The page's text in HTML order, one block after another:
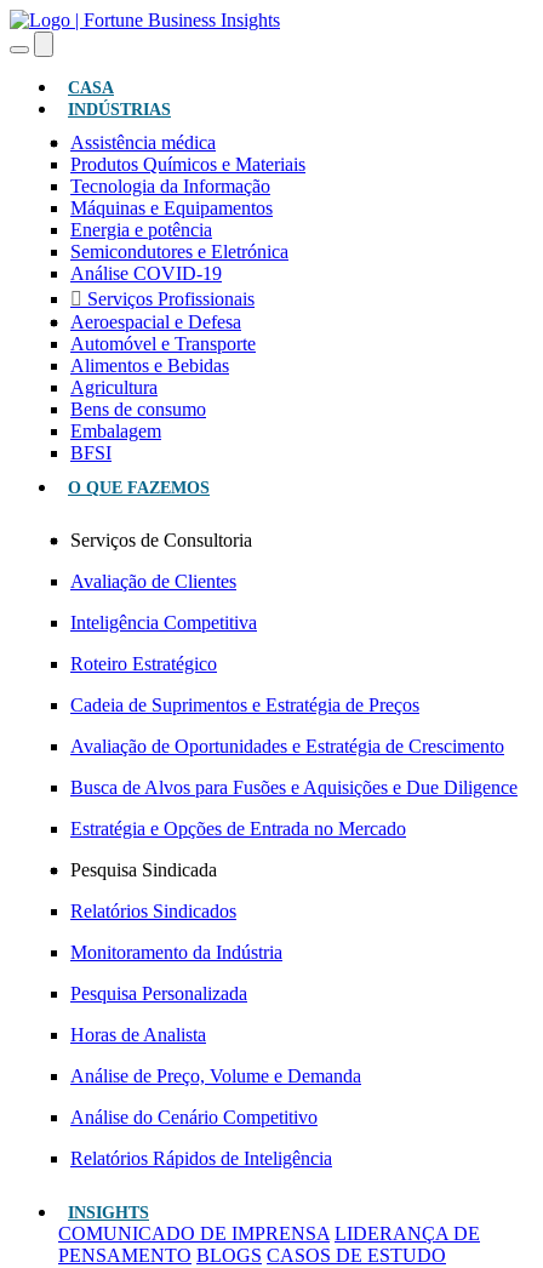
CASA
INDÚSTRIAS
Assistência médica
Produtos Químicos e Materiais
Tecnologia da Informação
Máquinas e Equipamentos
Energia e potência
Semicondutores e Eletrónica
Análise COVID-19
Serviços Profissionais
Aeroespacial e Defesa
Automóvel e Transporte
Alimentos e Bebidas
Agricultura
Bens de consumo
Embalagem
BFSI
O QUE FAZEMOS
Serviços de Consultoria
Avaliação de Clientes
Inteligência Competitiva
Roteiro Estratégico
Cadeia de Suprimentos e Estratégia de Preços
Avaliação de Oportunidades e Estratégia de Crescimento
Busca de Alvos para Fusões e Aquisições e Due Diligence
Estratégia e Opções de Entrada no Mercado
Pesquisa Sindicada
Relatórios Sindicados
Monitoramento da Indústria
Pesquisa Personalizada
Horas de Analista
Análise de Preço, Volume e Demanda
Análise do Cenário Competitivo
Relatórios Rápidos de Inteligência
INSIGHTS
COMUNICADO DE IMPRENSA LIDERANÇA DE
PENSAMENTO BLOGS CASOS DE ESTUDO